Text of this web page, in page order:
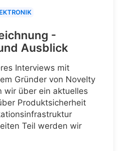
-
Ausblick
Interviews mit
Gründer von Novelty
wir über ein aktuelles
Produktsicherheit
Teil werden wir